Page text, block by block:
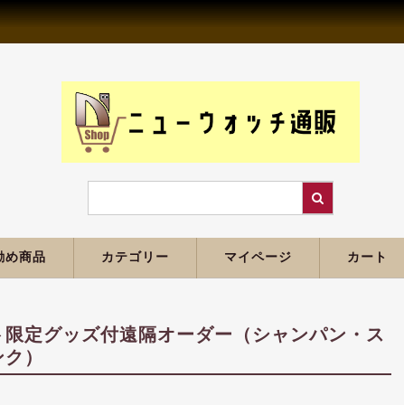
め商品 カテゴリー マイページ カート
定グッズ付遠隔オーダー（シャンパン・ス
）